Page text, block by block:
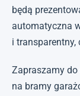
będą
automatyczna
i
Zapraszamy
na bramy